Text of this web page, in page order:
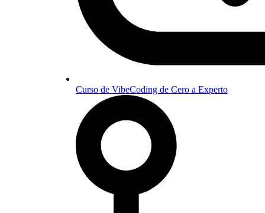
Curso de VibeCoding de Cero a Experto